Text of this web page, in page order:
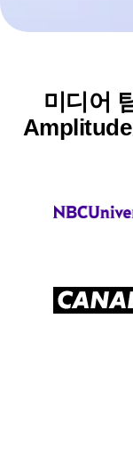
벤치마크
추적 가이드
성숙도 모델
미디어
Amplitude